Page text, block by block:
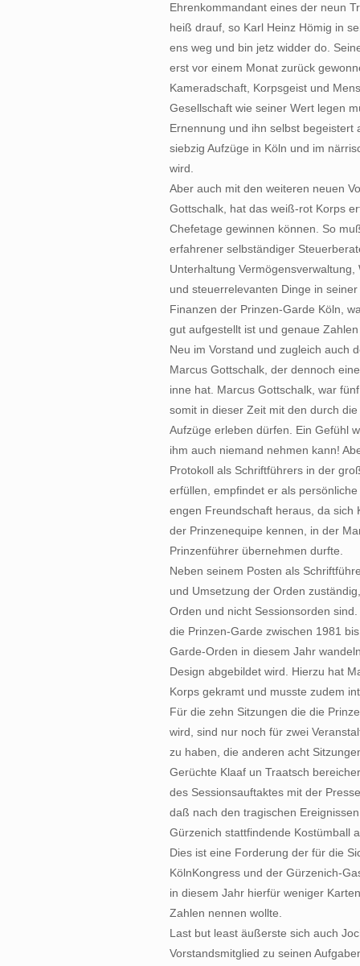
Ehrenkommandant eines der neun
heiß drauf, so Karl Heinz Hömig in
ens weg und bin jetz widder do.
erst vor einem Monat zurück
Kameradschaft, Korpsgeist und
Gesellschaft wie seiner Wert legen
Ernennung und ihn selbst
siebzig Aufzüge in Köln und im
wird.
Aber auch mit den weiteren neuen
Gottschalk, hat das weiß-rot Korps
Chefetage gewinnen können. So
erfahrener selbständiger
Unterhaltung
und steuerrelevanten Dinge in
Finanzen der Prinzen-Garde Köln,
gut aufgestellt ist und genaue
Neu im Vorstand und zugleich auch
Marcus Gottschalk, der dennoch
inne hat. Marcus Gottschalk, war
somit in dieser Zeit mit den durch
Aufzüge erleben dürfen. Ein Gefühl
ihm auch niemand nehmen kann!
Protokoll als Schriftführers in der
erfüllen, empfindet er als
engen Freundschaft heraus, da sich
der Prinzenequipe kennen, in der
Prinzenführer übernehmen durfte.
Neben seinem Posten als
und Umsetzung der Orden
Orden und nicht Sessionsorden
die Prinzen-Garde zwischen 1981
Garde-Orden in diesem Jahr
Design abgebildet wird. Hierzu hat
Korps gekramt und musste zudem
Für die zehn Sitzungen die die
wird, sind nur noch für zwei
zu haben, die anderen acht
Gerüchte Klaaf un Traatsch
des Sessionsauftaktes mit der
daß nach den tragischen
Gürzenich stattfindende Kostümball
Dies ist eine Forderung der für die
KölnKongress und der Gürzenich-
in diesem Jahr hierfür weniger
Zahlen nennen wollte.
Last but least äußerste sich auch
Vorstandsmitglied zu seinen